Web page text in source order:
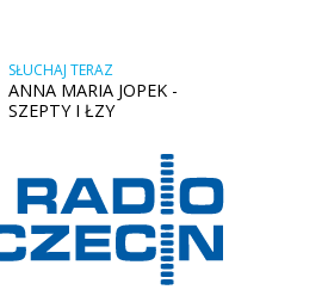
SŁUCHAJ TERAZ
ANNA MARIA JOPEK -
SZEPTY I ŁZY